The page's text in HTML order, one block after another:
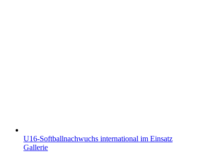
U16-Softballnachwuchs international im Einsatz
Gallerie